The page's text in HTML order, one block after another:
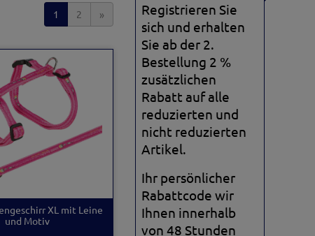
1 2 »
XL mit Leine
und Motiv
Registrieren Sie
sich und erhalten
Sie ab der 2.
Bestellung 2 %
zusätzlichen
Rabatt auf alle
reduzierten und
nicht reduzierten
Artikel.
Ihr persönlicher
Rabattcode wir
Ihnen innerhalb
von 48 Stunden